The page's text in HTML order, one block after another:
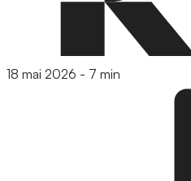
18 mai 2026 - 7 min